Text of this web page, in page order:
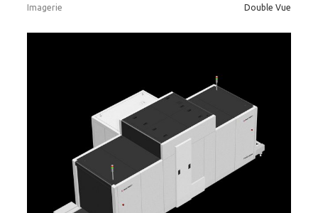
Imagerie Double Vue